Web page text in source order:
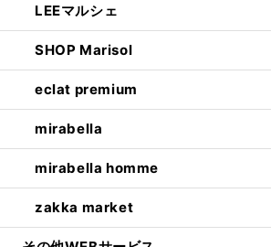
LEEマルシェ
SHOP Marisol
eclat premium
mirabella
mirabella homme
zakka market